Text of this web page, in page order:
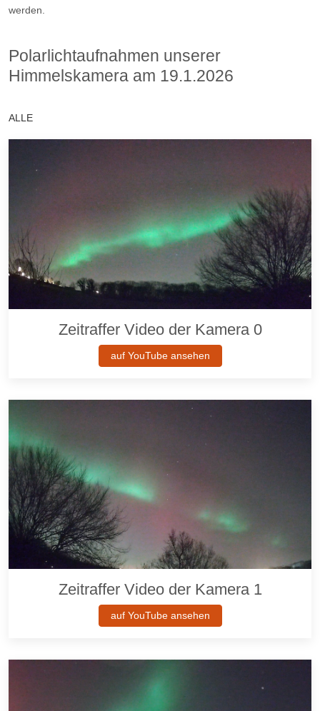
werden.
Polarlichtaufnahmen unserer
Himmelskamera am 19.1.2026
ALLE
Zeitraffer Video der Kamera 0
auf YouTube ansehen
Zeitraffer Video der Kamera 1
auf YouTube ansehen